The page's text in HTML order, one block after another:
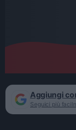
Aggiungi
Seguici più